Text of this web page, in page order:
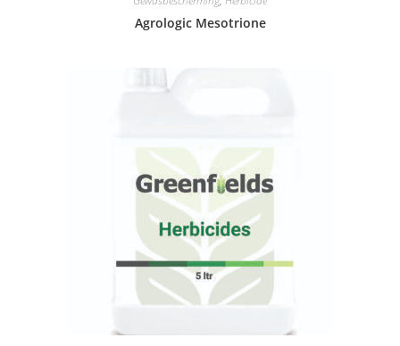
Agrologic Mesotrione